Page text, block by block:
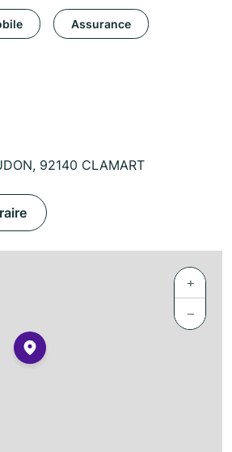
Assurance
92140 CLAMART
+
−